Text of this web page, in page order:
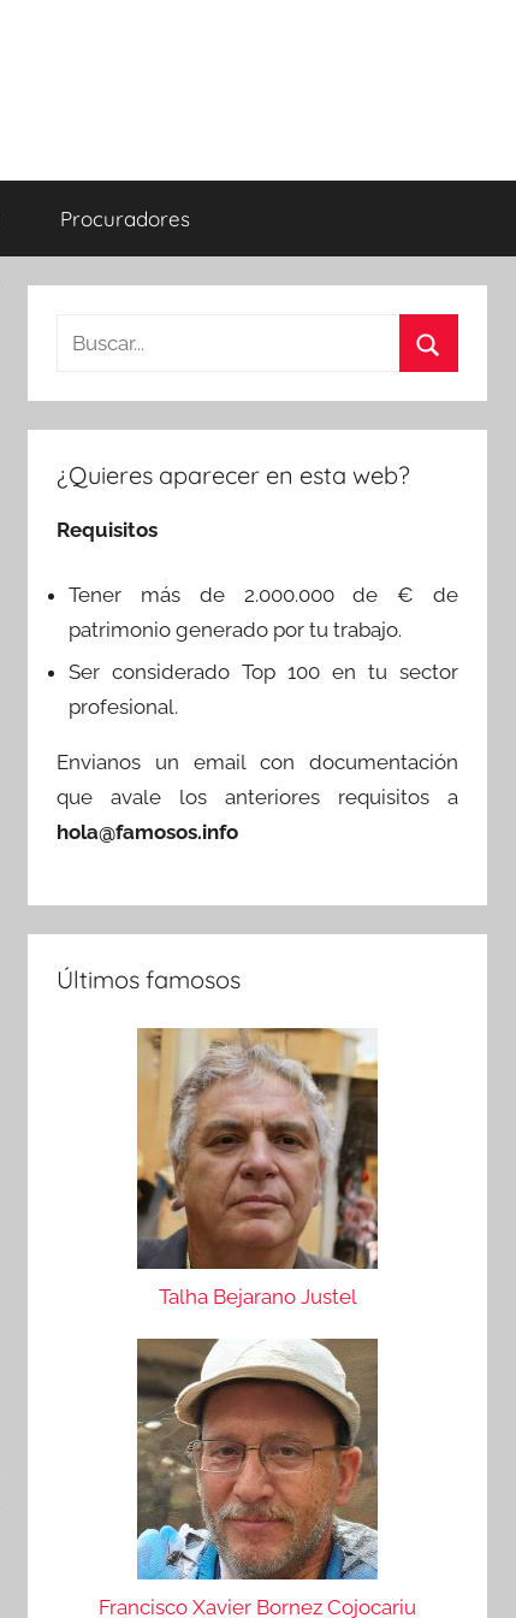
Procuradores
Buscar:
¿Quieres aparecer en esta web?
Requisitos
Tener más de 2.000.000 de € de
patrimonio generado por tu trabajo.
Ser considerado Top 100 en tu sector
profesional.
Envianos un email con documentación
que avale los anteriores requisitos a
hola@famosos.info
Últimos famosos
Talha Bejarano Justel
Francisco Xavier Bornez Cojocariu